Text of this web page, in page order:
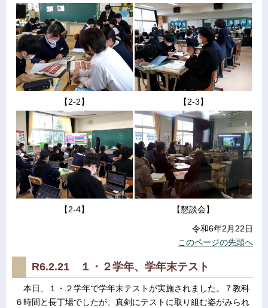
【2-2】 【2-3】
【2-4】
【懇談会】
令和6年2月22日
このページの先頭へ
R6.2.21 １・２学年、学年末テスト
本日、１・２学年で学年末テストが実施されました。７教科
６時間と長丁場でしたが、真剣にテストに取り組む姿がみられ